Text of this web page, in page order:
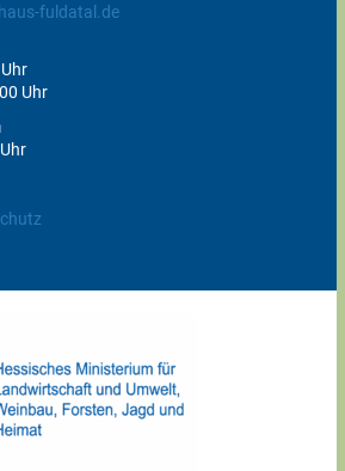
fuldatal.de
Uhr